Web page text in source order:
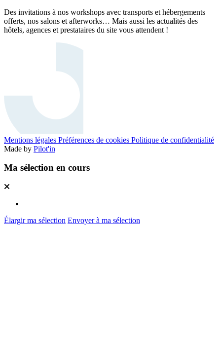
Des invitations à nos workshops avec transports et hébergements
offerts, nos salons et afterworks… Mais aussi les actualités des
hôtels, agences et prestataires du site vous attendent !
Mentions légales Préférences de cookies Politique de confidentialité
Made by Pilot'in
Ma sélection en cours
Élargir ma sélection Envoyer à ma sélection